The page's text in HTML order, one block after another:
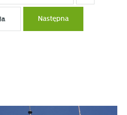
Następna